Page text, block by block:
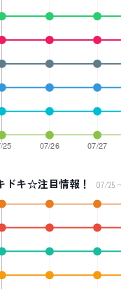
ドキ☆注目情報！ 07/25